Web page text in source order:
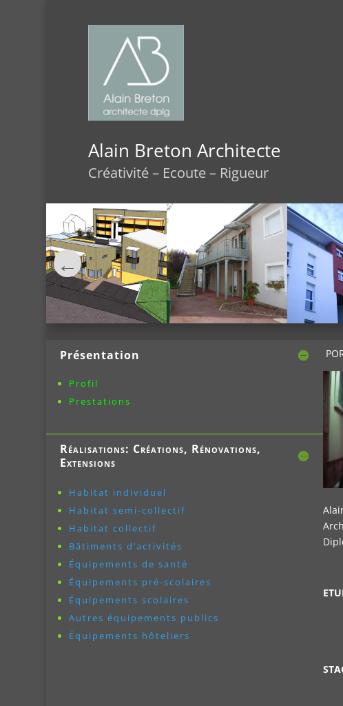
Alain Breton Architecte
Créativité – Ecoute – Rigueur
Présentation
Profil
Prestations
Réalisations: Créations, Rénovations,
Extensions
Habitat individuel
Habitat semi-collectif
Habitat collectif
Bâtiments d’activités
Équipements de santé
Équipements pré-scolaires
Équipements scolaires
Autres équipements publics
Équipements hôteliers